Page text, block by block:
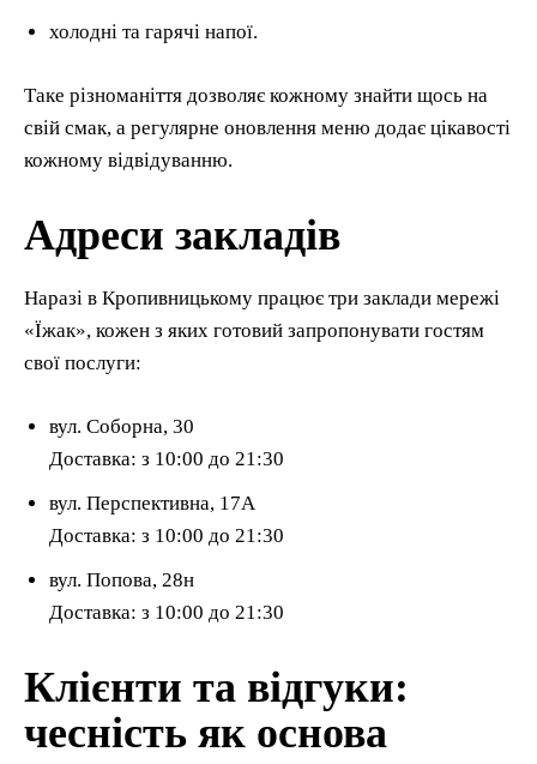
холодні та гарячі напої.
Таке різноманіття дозволяє кожному знайти щось на
свій смак, а регулярне оновлення меню додає цікавості
кожному відвідуванню.
Адреси закладів
Наразі в Кропивницькому працює три заклади мережі
«Їжак», кожен з яких готовий запропонувати гостям
свої послуги:
вул. Соборна, 30
Доставка: з 10:00 до 21:30
вул. Перспективна, 17А
Доставка: з 10:00 до 21:30
вул. Попова, 28н
Доставка: з 10:00 до 21:30
Клієнти та відгуки:
чесність як основа